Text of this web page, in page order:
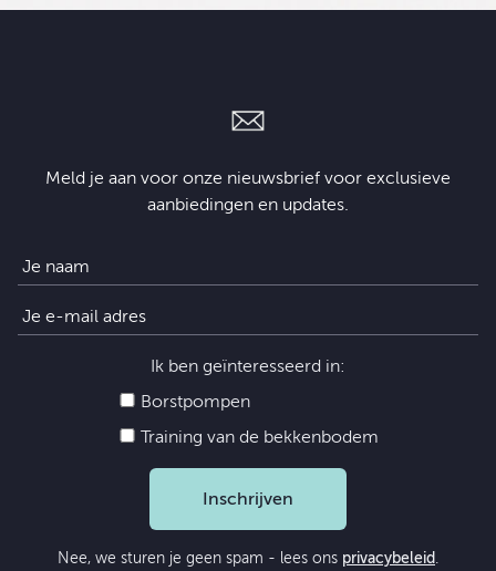
Meld je aan voor onze nieuwsbrief voor exclusieve
aanbiedingen en updates.
Ik ben geïnteresseerd in:
Borstpompen
Training van de bekkenbodem
Inschrijven
Nee, we sturen je geen spam - lees ons privacybeleid .